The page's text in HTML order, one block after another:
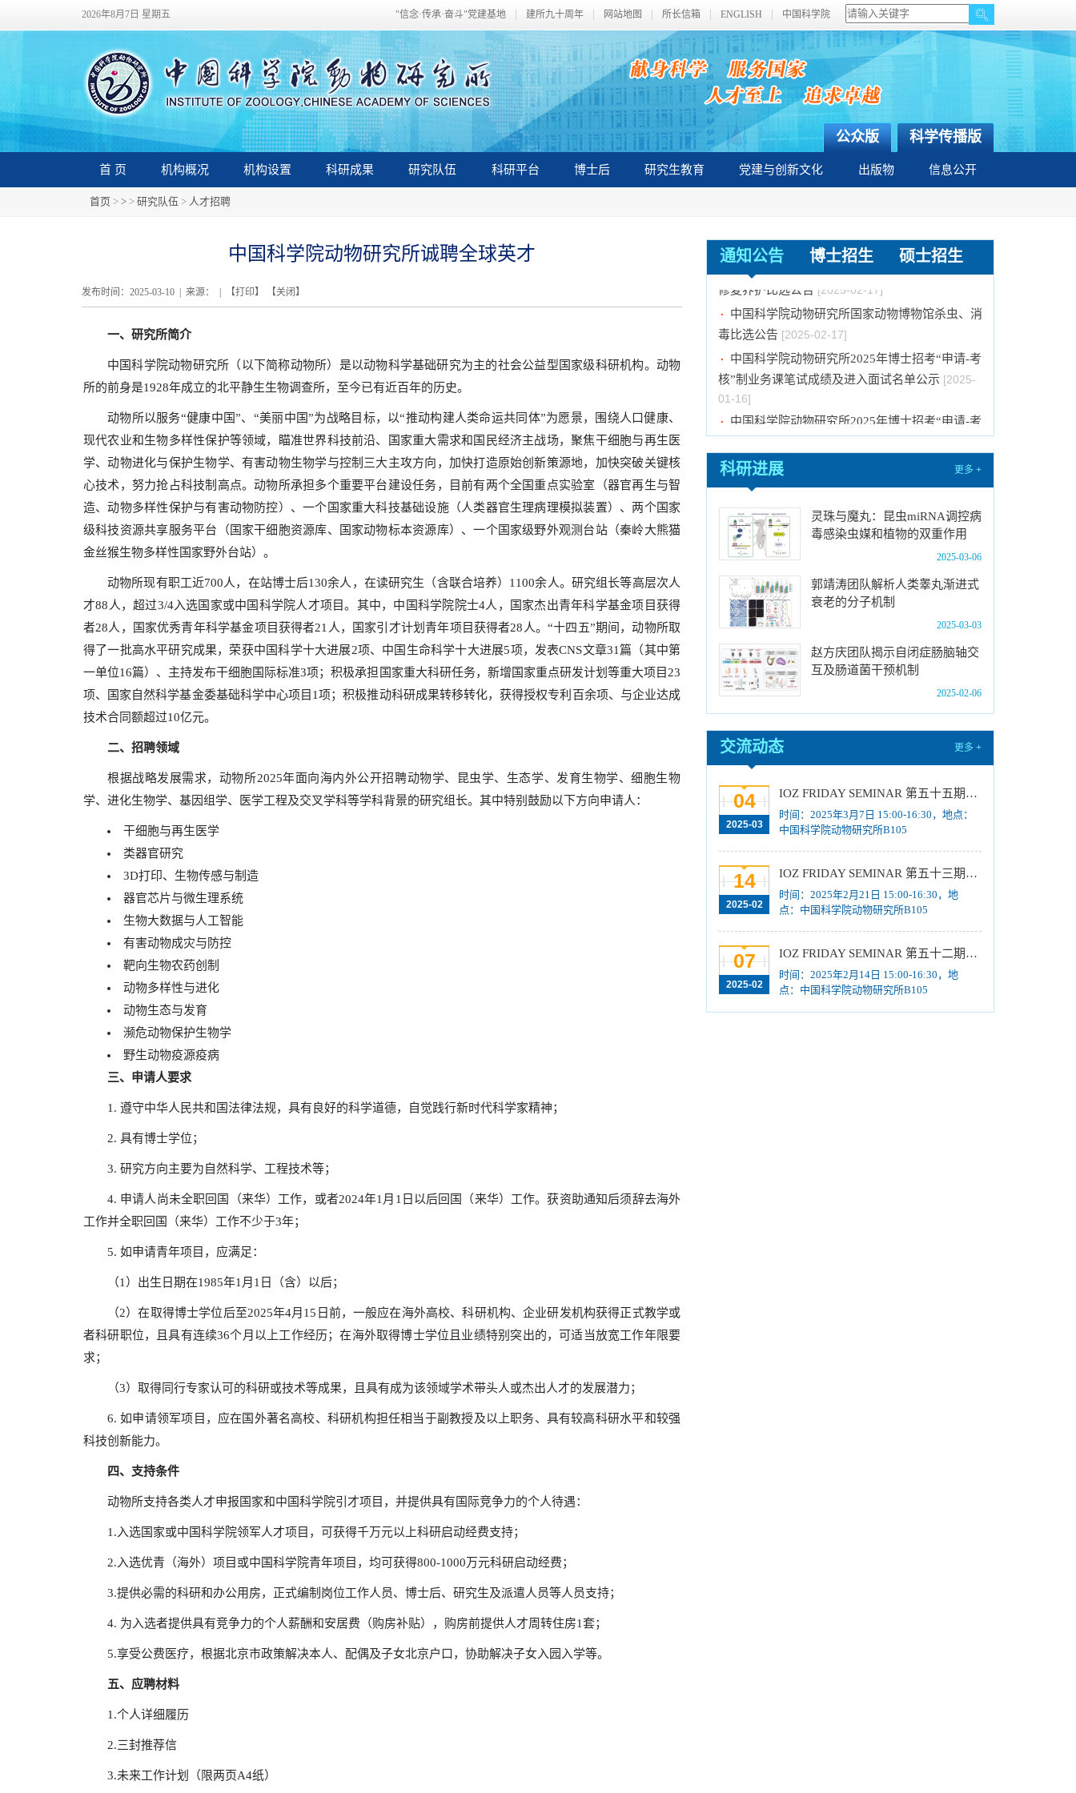
2026年8月7日 星期五 "信念·传承·奋斗"党建基地 建所九十周年 网站地图 所长信箱 ENGLISH 中国科学院
科学传播版
公众版
首 页 机构概况 机构设置 科研成果 研究队伍 科研平台 博士后 研究生教育 党建与创新文化 出版物 信息公开
首页 > > > 研究队伍 > 人才招聘
中国科学院动物研究所诚聘全球英才
发布时间：2025-03-10 | 来源： | 【打印】 【关闭 】
一、研究所简介
中国科学院动物研究所（以下简称动物所）是以动物科学基础研究为主的社会公益型国家级科研机构。动物
所的前身是1928年成立的北平静生生物调查所，至今已有近百年的历史。
动物所以服务“健康中国”、“美丽中国”为战略目标，以“推动构建人类命运共同体”为愿景，围绕人口健康、
现代农业和生物多样性保护等领域，瞄准世界科技前沿、国家重大需求和国民经济主战场，聚焦干细胞与再生医
学、动物进化与保护生物学、有害动物生物学与控制三大主攻方向，加快打造原始创新策源地，加快突破关键核
心技术，努力抢占科技制高点。动物所承担多个重要平台建设任务，目前有两个全国重点实验室（器官再生与智
造、动物多样性保护与有害动物防控）、一个国家重大科技基础设施（人类器官生理病理模拟装置）、两个国家
级科技资源共享服务平台（国家干细胞资源库、国家动物标本资源库）、一个国家级野外观测台站（秦岭大熊猫
金丝猴生物多样性国家野外台站）。
动物所现有职工近700人，在站博士后130余人，在读研究生（含联合培养）1100余人。研究组长等高层次人
才88人，超过3/4入选国家或中国科学院人才项目。其中，中国科学院院士4人，国家杰出青年科学基金项目获得
者28人，国家优秀青年科学基金项目获得者21人，国家引才计划青年项目获得者28人。“十四五”期间，动物所取
得了一批高水平研究成果，荣获中国科学十大进展2项、中国生命科学十大进展5项，发表CNS文章31篇（其中第
一单位16篇）、主持发布干细胞国际标准3项；积极承担国家重大科研任务，新增国家重点研发计划等重大项目23
项、国家自然科学基金委基础科学中心项目1项；积极推动科研成果转移转化，获得授权专利百余项、与企业达成
技术合同额超过10亿元。
二、招聘领域
根据战略发展需求，动物所2025年面向海内外公开招聘动物学、昆虫学、生态学、发育生物学、细胞生物
学、进化生物学、基因组学、医学工程及交叉学科等学科背景的研究组长。其中特别鼓励以下方向申请人：
干细胞与再生医学
类器官研究
3D打印、生物传感与制造
器官芯片与微生理系统
生物大数据与人工智能
有害动物成灾与防控
靶向生物农药创制
动物多样性与进化
动物生态与发育
濒危动物保护生物学
野生动物疫源疫病
三、申请人要求
1. 遵守中华人民共和国法律法规，具有良好的科学道德，自觉践行新时代科学家精神；
2. 具有博士学位；
3. 研究方向主要为自然科学、工程技术等；
4. 申请人尚未全职回国（来华）工作，或者2024年1月1日以后回国（来华）工作。获资助通知后须辞去海外
工作并全职回国（来华）工作不少于3年；
5. 如申请青年项目，应满足：
（1）出生日期在1985年1月1日（含）以后；
（2）在取得博士学位后至2025年4月15日前，一般应在海外高校、科研机构、企业研发机构获得正式教学或
者科研职位，且具有连续36个月以上工作经历；在海外取得博士学位且业绩特别突出的，可适当放宽工作年限要
求；
（3）取得同行专家认可的科研或技术等成果，且具有成为该领域学术带头人或杰出人才的发展潜力；
6. 如申请领军项目，应在国外著名高校、科研机构担任相当于副教授及以上职务、具有较高科研水平和较强
科技创新能力。
四、支持条件
动物所支持各类人才申报国家和中国科学院引才项目，并提供具有国际竞争力的个人待遇：
1.入选国家或中国科学院领军人才项目，可获得千万元以上科研启动经费支持；
2.入选优青（海外）项目或中国科学院青年项目，均可获得800-1000万元科研启动经费；
3.提供必需的科研和办公用房，正式编制岗位工作人员、博士后、研究生及派遣人员等人员支持；
4. 为入选者提供具有竞争力的个人薪酬和安居费（购房补贴），购房前提供人才周转住房1套；
5.享受公费医疗，根据北京市政策解决本人、配偶及子女北京户口，协助解决子女入园入学等。
五、应聘材料
1.个人详细履历
2.三封推荐信
3.未来工作计划（限两页A4纸）
通知公告 博士招生 硕士招生
核”制进入笔试名单公示
[2025-01-08]
中国科学院动物研究所2025年博士招考“申请-考
核”制业务课笔试、面试总体要求及规程
08]
中国科学院动物研究所2025年招收春季入学博
士研究生拟录取结果公示[2024-11-28]
国际动物学会2024-2026年中国科协青年托举人
才工程项目推荐候选人评审结果公示
[2024-11-25]
中国科学院动物研究所国家动物博物馆动物标本
修复养护比选公告[2025-02-17]
毒比选公告 [2025-02-17]
核”制业务课笔试成绩及进入面试名单公示
[2025-
01-16]
中国科学院动物研究所2025年博士招考“申请-考
中国科学院动物研究所2025年博士招考“申请-考
核”制业务课笔试、面试总体要求及规程
[2025-01-
中国科学院动物研究所2025年招收春季入学博
士研究生拟录取结果公示[2024-11-28]
国际动物学会2024-2026年中国科协青年托举人
才工程项目推荐候选人评审结果公示[2024-11-25]
国际动物学会关于申报第十届（2024-2026年
度）中国科协青年托举人才工程项目的通知[2024-
11-08]
科研进展 更多 +
灵珠与魔丸：昆虫miRNA调控病
毒感染虫媒和植物的双重作用
2025-03-06
郭靖涛团队解析人类睾丸渐进式
衰老的分子机制
2025-03-03
赵方庆团队揭示自闭症肠脑轴交
互及肠道菌干预机制
2025-02-06
交流动态 更多 +
04
2025-03
IOZ FRIDAY SEMINAR 第五十五期：从科研到发表与影响力提升：Wiley赋能科研进阶之路——期刊选择、论文质量提升、编辑招募与成长
时间：2025年3月7日 15:00-16:30，地点：
中国科学院动物研究所B105
14
2025-02
IOZ FRIDAY SEMINAR 第五十三期：Mechanobiology of Collective Cell Migration in Health and Disease
时间：2025年2月21日 15:00-16:30，地
点：中国科学院动物研究所B105
07
2025-02
IOZ FRIDAY SEMINAR 第五十二期：数字孪生在宏观生态学和进化生物学中的应用、从人工到人工智能的多组学研究
时间：2025年2月14日 15:00-16:30，地
点：中国科学院动物研究所B105